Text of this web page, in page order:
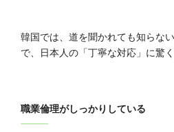
韓国では、道を聞かれても知らな
で、日本人の「丁寧な対応」に驚
‭職業倫理がしっかりしている‬